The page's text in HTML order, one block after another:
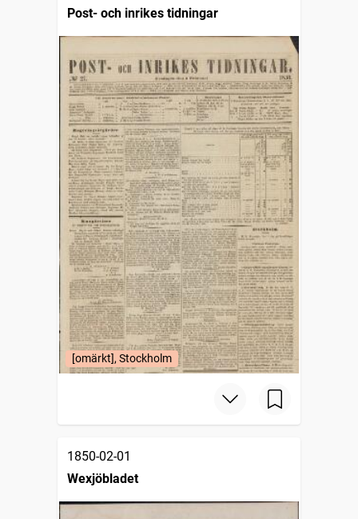
Post- och inrikes tidningar
[omärkt], Stockholm
1850-02-01
Wexjöbladet